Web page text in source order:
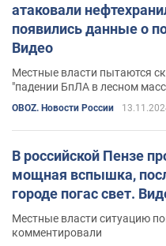
атаковали
появились данные о
Видео
Местные власти пытаются
"падении БпЛА в лесном
OBOZ. Новости России
В российской Пензе
мощная вспышка,
городе погас свет.
Местные власти ситуацию
комментировали